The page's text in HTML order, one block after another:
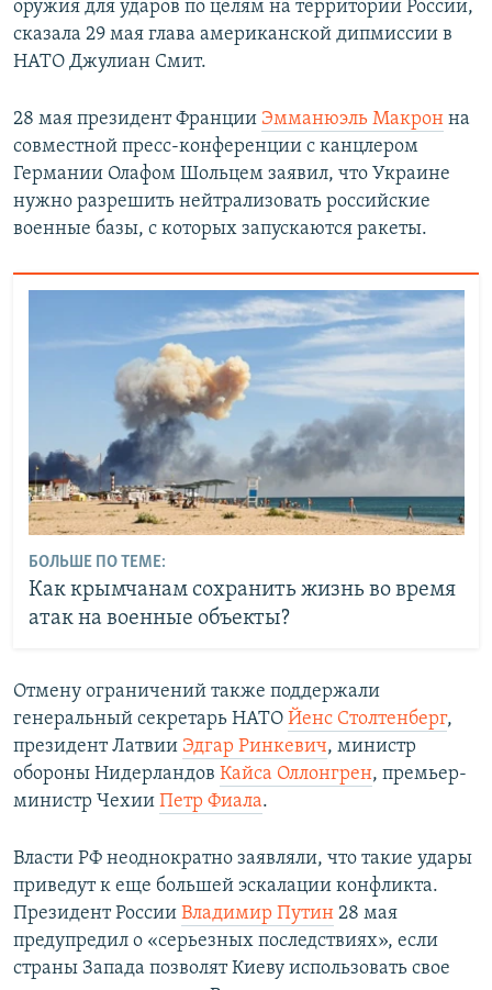
оружия для ударов по целям на территории России,
сказала 29 мая глава американской дипмиссии в
НАТО Джулиан Смит.
28 мая президент Франции Эмманюэль Макрон на
совместной пресс-конференции с канцлером
Германии Олафом Шольцем заявил, что Украине
нужно разрешить нейтрализовать российские
военные базы, с которых запускаются ракеты.
БОЛЬШЕ ПО ТЕМЕ:
Как крымчанам сохранить жизнь во время
атак на военные объекты?
Отмену ограничений также поддержали
генеральный секретарь НАТО Йенс Столтенберг,
президент Латвии Эдгар Ринкевич, министр
обороны Нидерландов Кайса Оллонгрен, премьер-
министр Чехии Петр Фиала.
Власти РФ неоднократно заявляли, что такие удары
приведут к еще большей эскалации конфликта.
Президент России Владимир Путин 28 мая
предупредил о «серьезных последствиях», если
страны Запада позволят Киеву использовать свое